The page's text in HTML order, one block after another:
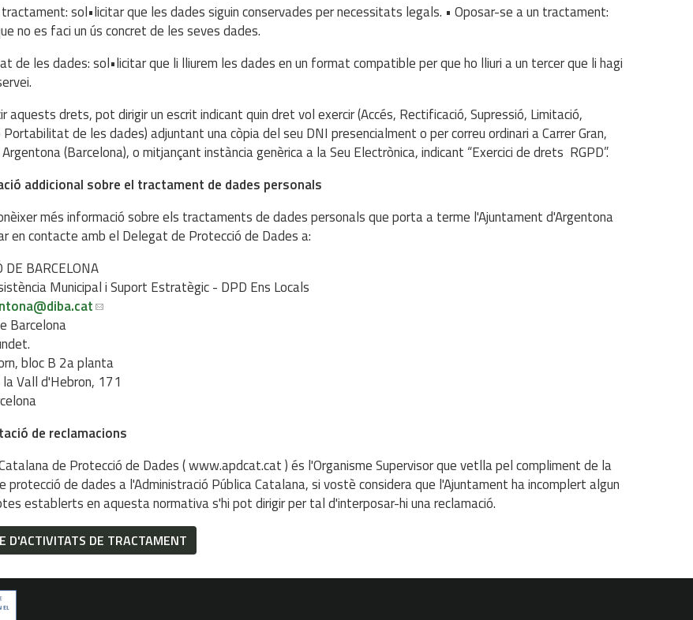
sol•licitar que les dades siguin conservades per necessitats legals. • Oposar-se a un tractament:
no es faci un ús concret de les seves dades.
de les dades: sol•licitar que li lliurem les dades en un format compatible per que ho lliuri a un tercer que li hagi
aquests drets, pot dirigir un escrit indicant quin dret vol exercir (Accés, Rectificació, Supressió, Limitació,
de les dades) adjuntant una còpia del seu DNI presencialment o per correu ordinari a Carrer Gran,
(Barcelona), o mitjançant instància genèrica a la Seu Electrònica, indicant “Exercici de drets RGPD”.
addicional sobre el tractament de dades personals
més informació sobre els tractaments de dades personals que porta a terme l'Ajuntament d'Argentona
en contacte amb el Delegat de Protecció de Dades a:
DE BARCELONA
Municipal i Suport Estratègic - DPD Ens Locals
@diba.cat
Barcelona
bloc B 2a planta
Vall d'Hebron, 171
de reclamacions
de Protecció de Dades ( www.apdcat.cat ) és l'Organisme Supervisor que vetlla pel compliment de la
protecció de dades a l'Administració Pública Catalana, si vostè considera que l'Ajuntament ha incomplert algun
establerts en aquesta normativa s'hi pot dirigir per tal d'interposar-hi una reclamació.
D'ACTIVITATS DE TRACTAMENT